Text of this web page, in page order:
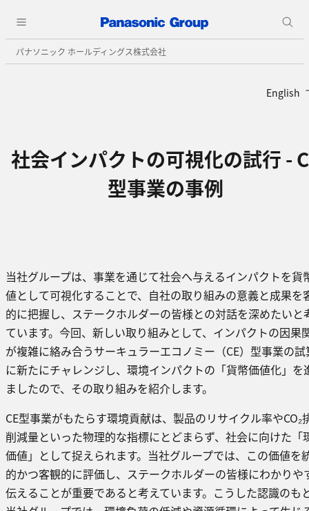
パナソニック ホールディングス株式会社
English
社会インパクトの可視化の試行 -
型事業の事例
当社グループは、事業を通じて社会へ与えるインパクトを貨
値として可視化することで、自社の取り組みの意義と成果を
的に把握し、ステークホルダーの皆様との対話を深めたいと
ています。今回、新しい取り組みとして、インパクトの因果
が複雑に絡み合うサーキュラーエコノミー（CE）型事業の試
に新たにチャレンジし、環境インパクトの「貨幣価値化」を
ましたので、その取り組みを紹介します。
CE型事業がもたらす環境貢献は、製品のリサイクル率やCO₂
削減量といった物理的な指標にとどまらず、社会に向けた「
価値」として捉えられます。当社グループでは、この価値を
的かつ客観的に評価し、ステークホルダーの皆様にわかりや
伝えることが重要であると考えています。こうした認識のも